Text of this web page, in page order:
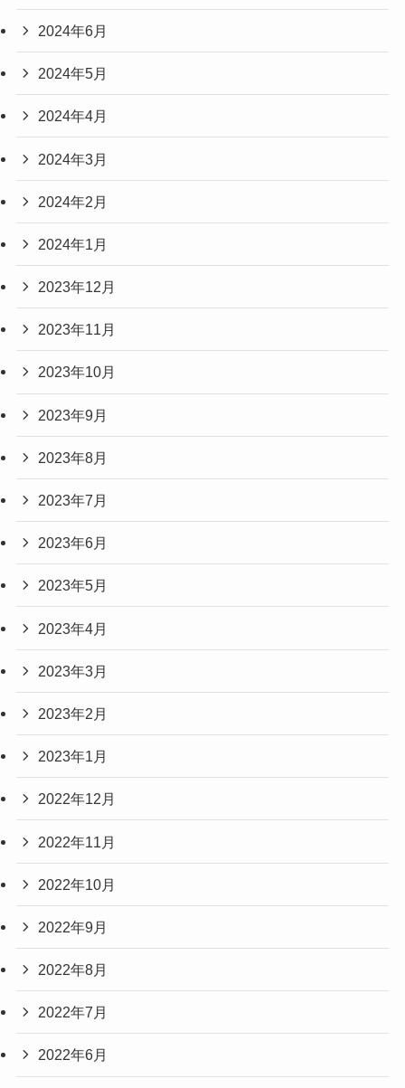
2024年6月
2024年5月
2024年4月
2024年3月
2024年2月
2024年1月
2023年12月
2023年11月
2023年10月
2023年9月
2023年8月
2023年7月
2023年6月
2023年5月
2023年4月
2023年3月
2023年2月
2023年1月
2022年12月
2022年11月
2022年10月
2022年9月
2022年8月
2022年7月
2022年6月